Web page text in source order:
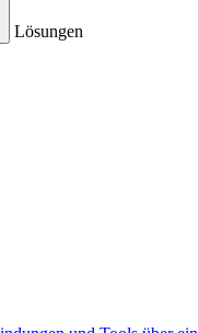
Lösungen